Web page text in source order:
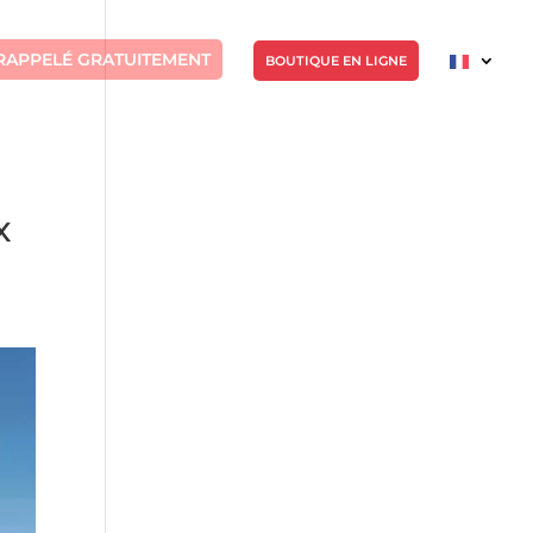
GRATUITEMENT BOUTIQUE EN LIGNE